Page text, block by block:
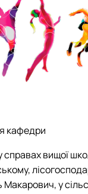
кафедри
вищої
у